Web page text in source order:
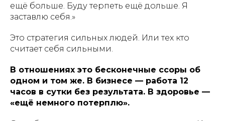
ещё больше. Буду терпеть ещё дольше. Я
заставлю себя.»
Это стратегия сильных людей. Или тех кто
считает себя сильными.
В отношениях это бесконечные ссоры об
одном и том же. В бизнесе — работа 12
часов в сутки без результата. В здоровье —
«ещё немного потерплю».